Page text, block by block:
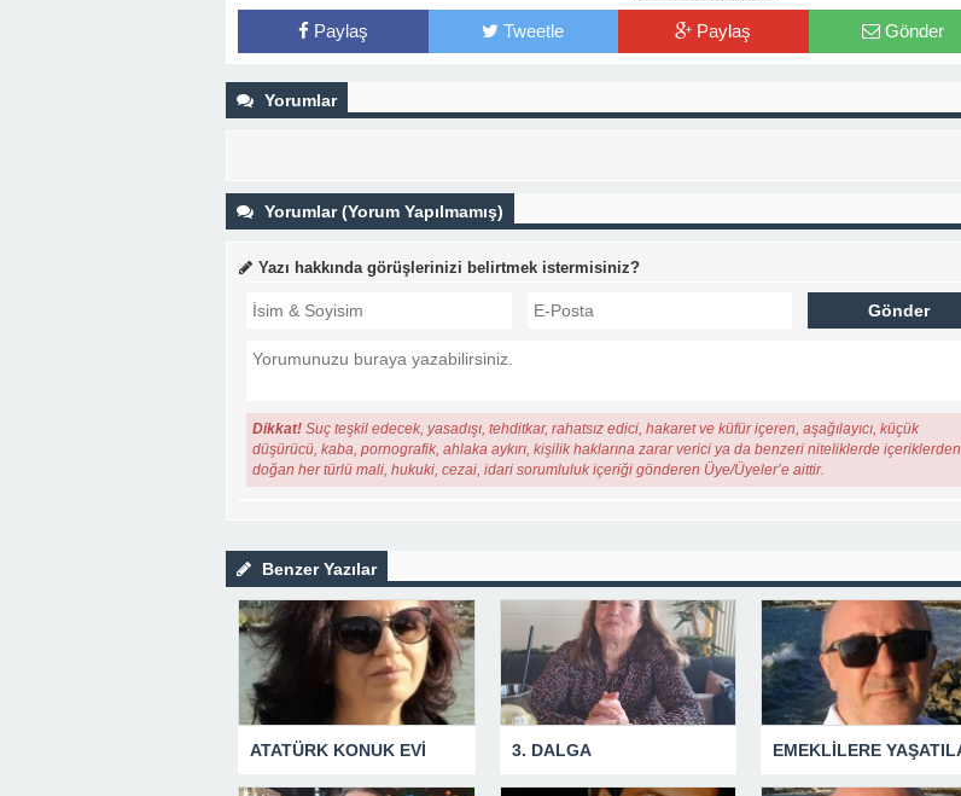
Paylaş Tweetle Paylaş Gönder
Yorumlar
Yorumlar (Yorum Yapılmamış)
Yazı hakkında görüşlerinizi belirtmek istermisiniz?
Dikkat! Suç teşkil edecek, yasadışı, tehditkar, rahatsız edici, hakaret ve küfür içeren, aşağılayıcı, küçük
düşürücü, kaba, pornografik, ahlaka aykırı, kişilik haklarına zarar verici ya da benzeri niteliklerde içeriklerden
doğan her türlü mali, hukuki, cezai, idari sorumluluk içeriği gönderen Üye/Üyeler’e aittir.
Benzer Yazılar
ATATÜRK KONUK EVİ 3. DALGA